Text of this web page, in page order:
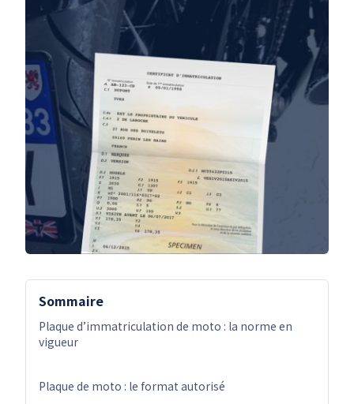
Sommaire
Plaque d’immatriculation de moto : la norme en
vigueur
Plaque de moto : le format autorisé